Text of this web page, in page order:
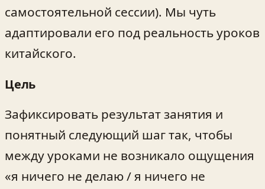
самостоятельной сессии). Мы чуть
адаптировали его под реальность уроков
китайского.
Цель
Зафиксировать результат занятия и
понятный следующий шаг так, чтобы
между уроками не возникало ощущения
«я ничего не делаю / я ничего не